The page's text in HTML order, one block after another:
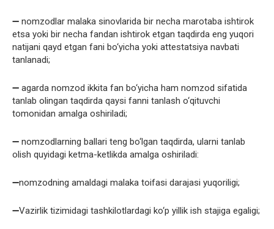
➖ nomzodlar malaka sinovlarida bir necha marotaba ishtirok
etsa yoki bir necha fandan ishtirok etgan taqdirda eng yuqori
natijani qayd etgan fani bo‘yicha yoki attestatsiya navbati
tanlanadi;
➖ agarda nomzod ikkita fan bo‘yicha ham nomzod sifatida
tanlab olingan taqdirda qaysi fanni tanlash o‘qituvchi
tomonidan amalga oshiriladi;
➖ nomzodlarning ballari teng bo‘lgan taqdirda, ularni tanlab
olish quyidagi ketma-ketlikda amalga oshiriladi:
➖nomzodning amaldagi malaka toifasi darajasi yuqoriligi;
➖Vazirlik tizimidagi tashkilotlardagi ko‘p yillik ish stajiga egaligi;